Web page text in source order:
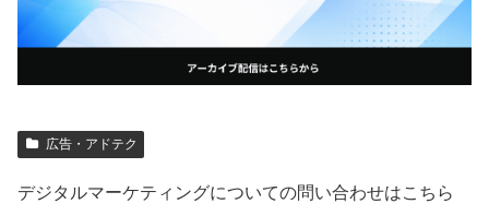
広告・アドテク
デジタルマーケティングについての問い合わせはこちら